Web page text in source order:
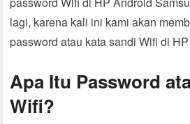
lagi, karena kali ini kami akan
password atau kata sandi Wifi di
Apa Itu Password
Wifi?